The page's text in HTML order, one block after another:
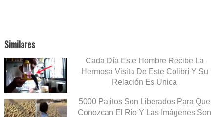
Similares
Cada Día Este Hombre Recibe La
Hermosa Visita De Este Colibrí Y Su
Relación Es Única
5000 Patitos Son Liberados Para Que
Conozcan El Río Y Las Imágenes Son